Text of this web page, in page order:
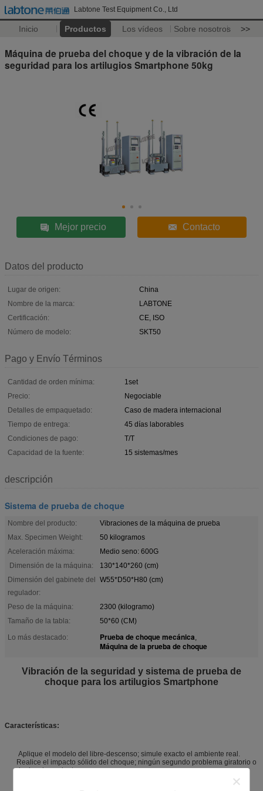
Labtone Test Equipment Co., Ltd
Inicio Productos Los vídeos Sobre nosotros >>
Máquina de prueba del choque y de la vibración de la
seguridad para los artilugios Smartphone 50kg
Mejor precio Contacto
Datos del producto
Lugar de origen:
China
Nombre de la marca:
LABTONE
Certificación:
CE, ISO
Número de modelo:
SKT50
Pago y Envío Términos
Cantidad de orden mínima:
1set
Precio:
Negociable
Detalles de empaquetado:
Caso de madera internacional
Tiempo de entrega:
45 días laborables
Condiciones de pago:
T/T
Capacidad de la fuente:
15 sistemas/mes
descripción
Sistema de prueba de choque
Nombre del producto:
Vibraciones de la máquina de prueba
Max. Specimen Weight:
50 kilogramos
Aceleración máxima:
Medio seno: 600G
Dimensión de la máquina:
130*140*260 (cm)
Dimensión del gabinete del
regulador:
W55*D50*H80 (cm)
Peso de la máquina:
2300 (kilogramo)
Tamaño de la tabla:
50*60 (CM)
Lo más destacado:
Prueba de choque mecánica,
Máquina de la prueba de choque
Vibración de la seguridad y sistema de prueba de
choque para los artilugios Smartphone
Características:
Aplique el modelo del libre-descenso; simule exacto el ambiente real.
Realice el impacto sólido del choque; ningún segundo problema giratorio o
de desplazamiento.
El sistema de control que convierte a digital completo ofrece eficacia alta.